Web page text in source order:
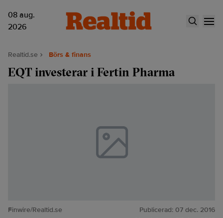
08 aug.
2026
Realtid.se Börs & finans
EQT investerar i Fertin Pharma
Finwire/Realtid.se Publicerad: 07 dec. 2016